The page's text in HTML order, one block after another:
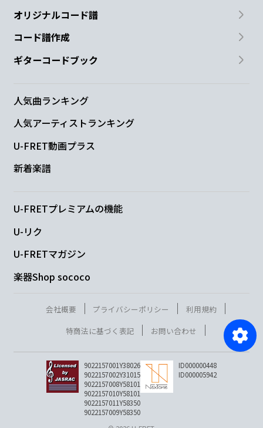
オリジナルコード譜
コード譜作成
ギターコードブック
人気曲ランキング
人気アーティストランキング
U-FRET動画プラス
新着楽譜
U-FRETプレミアムの機能
U-リク
U-FRETマガジン
楽器Shop sococo
会社概要 プライバシーポリシー
利用規約
特商法に基づく表記
お問い合わせ
9022157001Y38026
9022157002Y31015
9022157008Y58101
9022157010Y58101
9022157011Y58350
9022157009Y58350
ID000000448
ID000005942